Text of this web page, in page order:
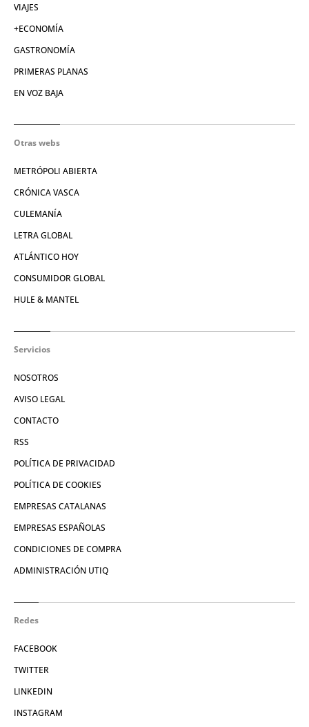
VIAJES
+ECONOMÍA
GASTRONOMÍA
PRIMERAS PLANAS
EN VOZ BAJA
Otras webs
METRÓPOLI ABIERTA
CRÓNICA VASCA
CULEMANÍA
LETRA GLOBAL
ATLÁNTICO HOY
CONSUMIDOR GLOBAL
HULE & MANTEL
Servicios
NOSOTROS
AVISO LEGAL
CONTACTO
RSS
POLÍTICA DE PRIVACIDAD
POLÍTICA DE COOKIES
EMPRESAS CATALANAS
EMPRESAS ESPAÑOLAS
CONDICIONES DE COMPRA
ADMINISTRACIÓN UTIQ
Redes
FACEBOOK
TWITTER
LINKEDIN
INSTAGRAM